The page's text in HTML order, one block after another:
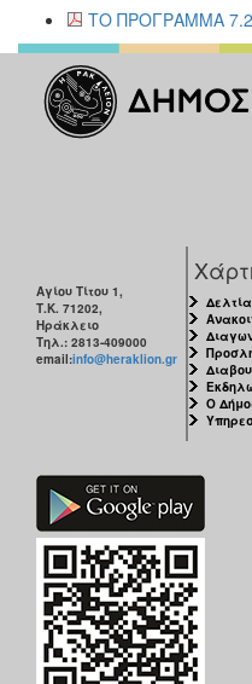
ΤΟ ΠΡΟΓΡΑΜΜΑ
Αγίου Τίτου 1,
Τ.Κ. 71202,
Ηράκλειο
Τηλ.: 2813-409000
email:info@heraklion.gr
Ο